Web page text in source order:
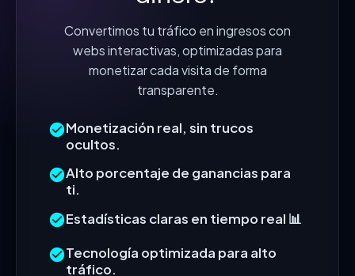
Convertimos tu tráfico en ingresos con
webs interactivas, optimizadas para
monetizar cada visita de forma
transparente.
Monetización real, sin trucos
ocultos.
Alto porcentaje de ganancias para
ti.
Estadísticas claras en tiempo real 📊
Tecnología optimizada para alto
tráfico.